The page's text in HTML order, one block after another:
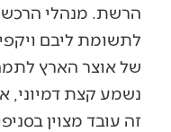
הרשת. מנהלי הרכש
לתשומת ליבם
של אוצר הארץ
נשמע קצת דמיוני,
זה עובד מצוין